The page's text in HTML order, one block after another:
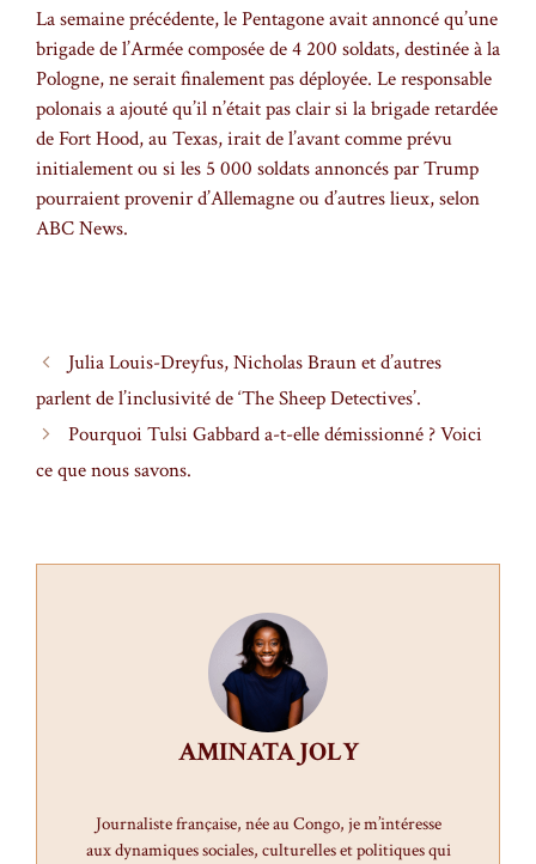
La semaine précédente, le Pentagone avait annoncé qu’une
brigade de l’Armée composée de 4 200 soldats, destinée à la
Pologne, ne serait finalement pas déployée. Le responsable
polonais a ajouté qu’il n’était pas clair si la brigade retardée
de Fort Hood, au Texas, irait de l’avant comme prévu
initialement ou si les 5 000 soldats annoncés par Trump
pourraient provenir d’Allemagne ou d’autres lieux, selon
ABC News.
Julia Louis-Dreyfus, Nicholas Braun et d’autres
parlent de l’inclusivité de ‘The Sheep Detectives’.
Pourquoi Tulsi Gabbard a-t-elle démissionné ? Voici
ce que nous savons.
AMINATA JOLY
Journaliste française, née au Congo, je m’intéresse
aux dynamiques sociales, culturelles et politiques qui